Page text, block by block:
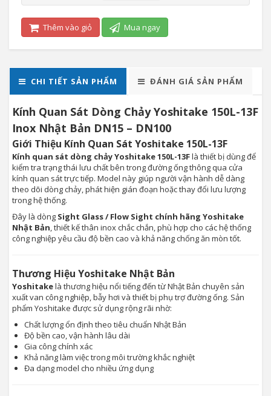
Thêm vào giỏ Mua ngay
CHI TIẾT SẢN PHẨM ĐÁNH GIÁ SẢN PHẨM
Kính Quan Sát Dòng Chảy Yoshitake 150L-13F
Inox Nhật Bản DN15 – DN100
Giới Thiệu Kính Quan Sát Yoshitake 150L-13F
Kính quan sát dòng chảy Yoshitake 150L-13Flà thiết bị dùng để
kiểm tra trạng thái lưu chất bên trong đường ống thông qua cửa
kính quan sát trực tiếp. Model này giúp người vận hành dễ dàng
theo dõi dòng chảy, phát hiện gián đoạn hoặc thay đổi lưu lượng
trong hệ thống.
Đây là dòng Sight Glass / Flow Sight chính hãng Yoshitake
Nhật Bản, thiết kế thân inox chắc chắn, phù hợp cho các hệ thống
công nghiệp yêu cầu độ bền cao và khả năng chống ăn mòn tốt.
Thương Hiệu Yoshitake Nhật Bản
Yoshitakelà thương hiệu nổi tiếng đến từ Nhật Bản chuyên sản
xuất van công nghiệp, bẫy hơi và thiết bị phụ trợ đường ống. Sản
phẩm Yoshitake được sử dụng rộng rãi nhờ:
Chất lượng ổn định theo tiêu chuẩn Nhật Bản
Độ bền cao, vận hành lâu dài
Gia công chính xác
Khả năng làm việc trong môi trường khắc nghiệt
Đa dạng model cho nhiều ứng dụng